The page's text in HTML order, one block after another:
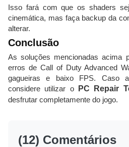
Isso fará com que os shaders
cinemática, mas faça backup da
alterar.
Conclusão
As soluções mencionadas acima
erros de Call of Duty Advanced
gagueiras e baixo FPS. Caso
considere utilizar o
PC Repair
desfrutar completamente do jogo.
(12) Comentários